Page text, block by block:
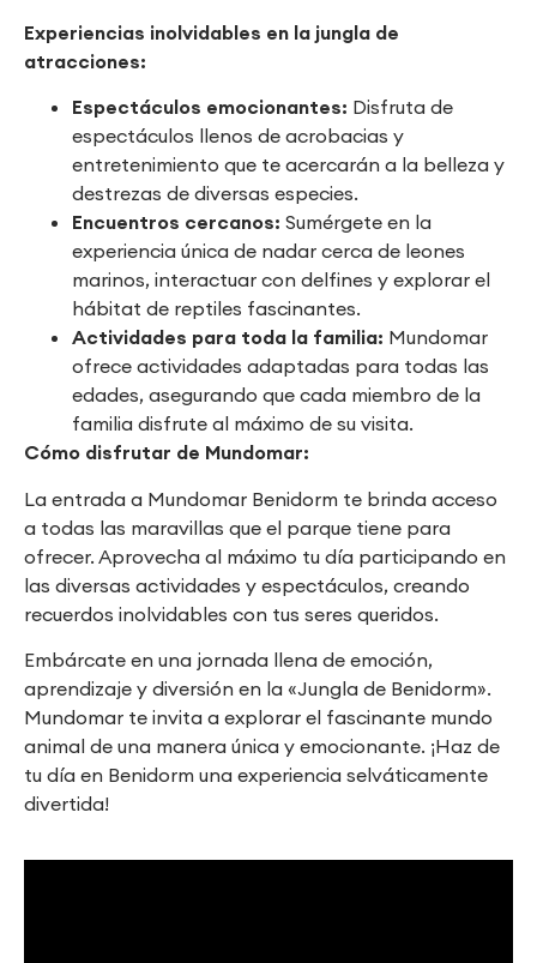
Experiencias inolvidables en la jungla de
atracciones:
Espectáculos emocionantes: Disfruta de
espectáculos llenos de acrobacias y
entretenimiento que te acercarán a la belleza y
destrezas de diversas especies.
Encuentros cercanos: Sumérgete en la
experiencia única de nadar cerca de leones
marinos, interactuar con delfines y explorar el
hábitat de reptiles fascinantes.
Actividades para toda la familia: Mundomar
ofrece actividades adaptadas para todas las
edades, asegurando que cada miembro de la
familia disfrute al máximo de su visita.
Cómo disfrutar de Mundomar:
La entrada a Mundomar Benidorm te brinda acceso
a todas las maravillas que el parque tiene para
ofrecer. Aprovecha al máximo tu día participando en
las diversas actividades y espectáculos, creando
recuerdos inolvidables con tus seres queridos.
Embárcate en una jornada llena de emoción,
aprendizaje y diversión en la «Jungla de Benidorm».
Mundomar te invita a explorar el fascinante mundo
animal de una manera única y emocionante. ¡Haz de
tu día en Benidorm una experiencia selváticamente
divertida!